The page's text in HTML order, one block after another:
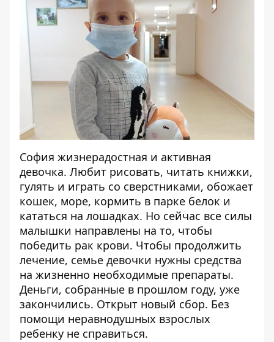
София жизнерадостная и активная
девочка. Любит рисовать, читать книжки,
гулять и играть со сверстниками, обожает
кошек, море, кормить в парке белок и
кататься на лошадках. Но сейчас все силы
малышки направлены на то, чтобы
победить рак крови. Чтобы продолжить
лечение, семье девочки нужны средства
на жизненно необходимые препараты.
Деньги, собранные в прошлом году, уже
закончились. Открыт новый сбор. Без
помощи неравнодушных взрослых
ребенку не справиться.